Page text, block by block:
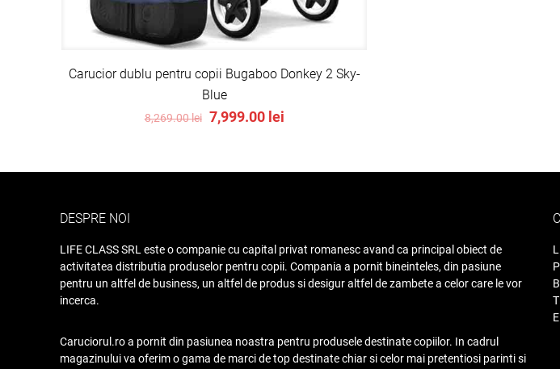
Carucior dublu pentru copii Bugaboo Donkey 2 Sky-
Blue
8,269.00lei Original
7,999.00 leiCurrent
DESPRE NOI
LIFE CLASS SRL este o companie cu capital privat romanesc avand ca principal obiect de
activitatea distributia produselor pentru copii. Compania a pornit bineinteles, din pasiune
pentru un altfel de business, un altfel de produs si desigur altfel de zambete a celor care le vor
incerca.
Caruciorul.ro a pornit din pasiunea noastra pentru produsele destinate copiilor. In cadrul
magazinului va oferim o gama de marci de top destinate chiar si celor mai pretentiosi parinti si